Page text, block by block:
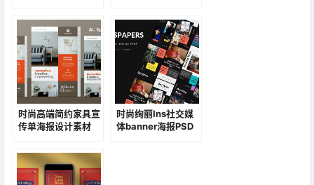
时尚高端简约家具宣
传单海报设计素材
时尚绚丽Ins社交媒
体banner海报PSD